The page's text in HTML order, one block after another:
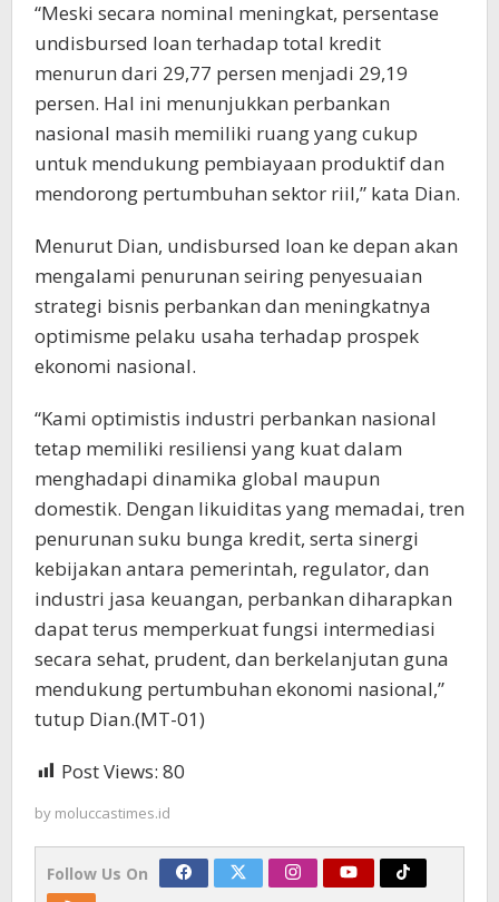
“Meski secara nominal meningkat, persentase
undisbursed loan terhadap total kredit
menurun dari 29,77 persen menjadi 29,19
persen. Hal ini menunjukkan perbankan
nasional masih memiliki ruang yang cukup
untuk mendukung pembiayaan produktif dan
mendorong pertumbuhan sektor riil,” kata Dian.
Menurut Dian, undisbursed loan ke depan akan
mengalami penurunan seiring penyesuaian
strategi bisnis perbankan dan meningkatnya
optimisme pelaku usaha terhadap prospek
ekonomi nasional.
“Kami optimistis industri perbankan nasional
tetap memiliki resiliensi yang kuat dalam
menghadapi dinamika global maupun
domestik. Dengan likuiditas yang memadai, tren
penurunan suku bunga kredit, serta sinergi
kebijakan antara pemerintah, regulator, dan
industri jasa keuangan, perbankan diharapkan
dapat terus memperkuat fungsi intermediasi
secara sehat, prudent, dan berkelanjutan guna
mendukung pertumbuhan ekonomi nasional,”
tutup Dian.(MT-01)
Post Views: 80
by moluccastimes.id
Follow Us On